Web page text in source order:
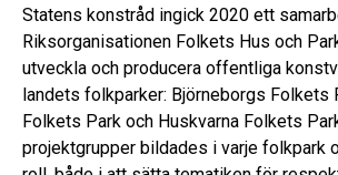
Statens konstråd ingick 2020 ett
Riksorganisationen Folkets Hus och
utveckla och producera offentliga
landets folkparker: Björneborgs Folkets
Folkets Park och Huskvarna Folkets
projektgrupper bildades i varje folkpark